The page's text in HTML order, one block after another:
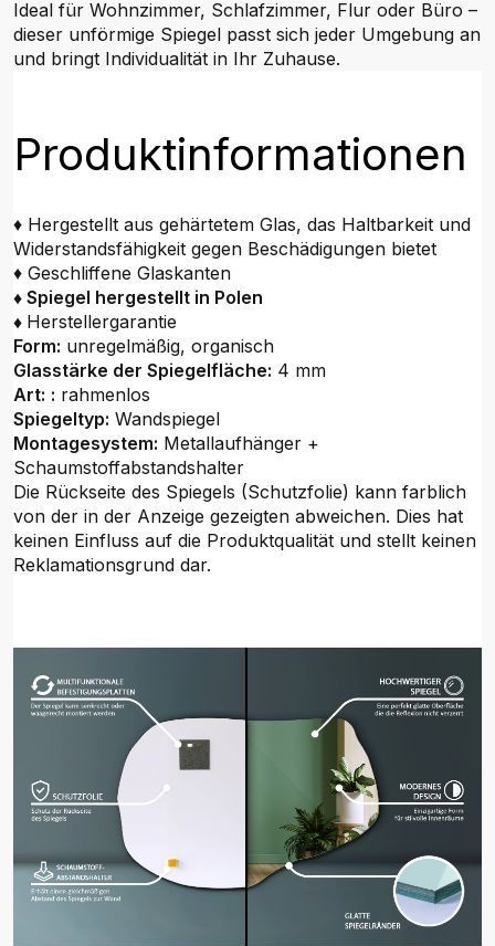
Ideal für Wohnzimmer, Schlafzimmer, Flur oder Büro –
dieser unförmige Spiegel passt sich jeder Umgebung an
und bringt Individualität in Ihr Zuhause.
Produktinformationen
♦ Hergestellt aus gehärtetem Glas, das Haltbarkeit und
Widerstandsfähigkeit gegen Beschädigungen bietet
♦ Geschliffene Glaskanten
♦ Spiegel hergestellt in Polen
♦ Herstellergarantie
Form: unregelmäßig, organisch
Glasstärke der Spiegelfläche: 4 mm
Art: : rahmenlos
Spiegeltyp: Wandspiegel
Montagesystem: Metallaufhänger +
Schaumstoffabstandshalter
Die Rückseite des Spiegels (Schutzfolie) kann farblich
von der in der Anzeige gezeigten abweichen. Dies hat
keinen Einfluss auf die Produktqualität und stellt keinen
Reklamationsgrund dar.